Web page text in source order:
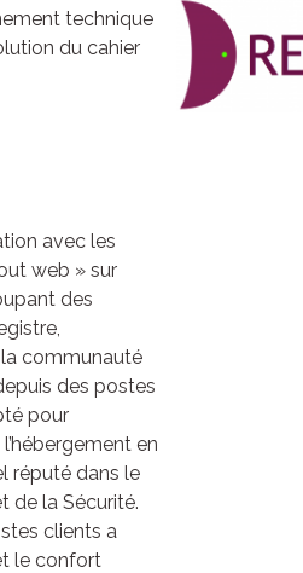
technique
du cahier
avec les
web » sur
des
communauté
des postes
pour
en
réputé dans le
de la Sécurité.
clients a
le confort